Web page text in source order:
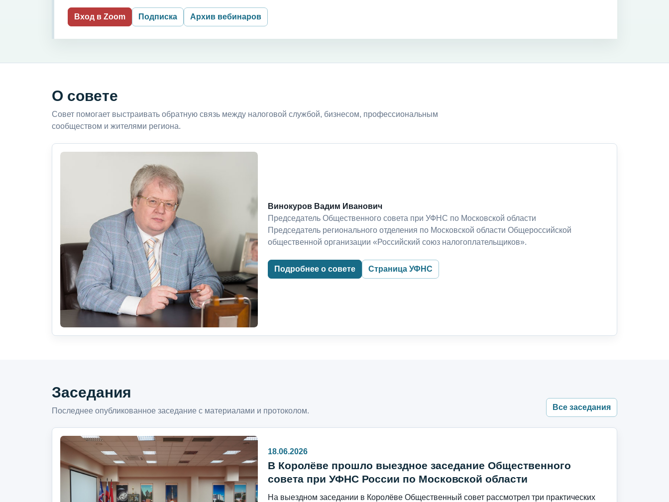
Вход в Zoom Подписка Архив вебинаров
О совете
Совет помогает выстраивать обратную связь между налоговой службой, бизнесом, профессиональным
сообществом и жителями региона.
Винокуров Вадим Иванович
Председатель Общественного совета при УФНС по Московской области
Председатель регионального отделения по Московской области Общероссийской
общественной организации «Российский союз налогоплательщиков».
Подробнее о совете Страница УФНС
Заседания
Последнее опубликованное заседание с материалами и протоколом. Все заседания
18.06.2026
В Королёве прошло выездное заседание Общественного
совета при УФНС России по Московской области
На выездном заседании в Королёве Общественный совет рассмотрел три практических